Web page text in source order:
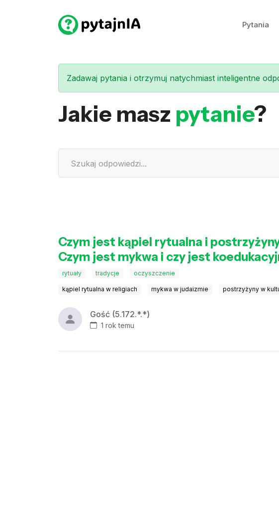
Pytania
Zadawaj pytania i otrzymuj natychmiast inteligentne
Jakie masz pytanie?
Czym jest kąpiel rytualna i
Czym jest mykwa i czy jest
rytuały tradycje oczyszczenie
kąpiel rytualna w religiach mykwa w judaizmie postrzyżyny w
Gość (5.172.*.*)
1 rok temu